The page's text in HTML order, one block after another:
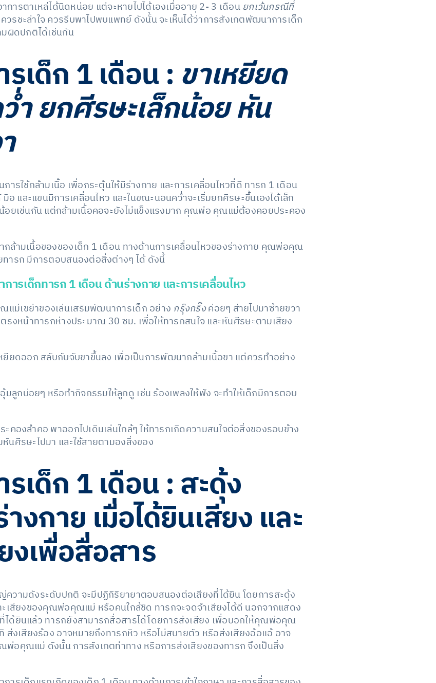
การตาเหล่ได้นิดหน่อย แต่จะหายไปได้เองเมื่ออายุ 2- 3 เดือน ยกเว้นกรณีที่
วรชะล่าใจ ควรรีบพาไปพบแพทย์ ดังนั้น จะเห็นได้ว่าการสังเกตพัฒนาการเด็ก
มผิดปกติได้เช่นกัน
เด็ก1 เดือน : ขาเหยียด
ำ ยกศีรษะเล็กน้อย หัน
รใช้กล้ามเนื้อ เพื่อกระตุ้นให้มีร่างกาย และการเคลื่อนไหวที่ดี ทารก 1 เดือน
อ และแขนมีการเคลื่อนไหว และในขณะนอนคว่ำจะเริ่มยกศีรษะขึ้นเองได้เล็ก
อยเช่นกัน แต่กล้ามเนื้อคอจะยังไม่แข็งแรงมาก คุณพ่อ คุณแม่ต้องคอยประคอง
ล้ามเนื้อของของเด็ก 1 เดือน ทางด้านการเคลื่อนไหวของร่างกาย คุณพ่อคุณ
ทารก มีการตอบสนองต่อสิ่งต่างๆ ได้ ดังนี้
ารเด็กทารก 1 เดือน ด้านร่างกาย และการเคลื่อนไหว
ม่เขย่าของเล่นเสริมพัฒนาการเด็ก อย่าง กรุ๊งกริ๊งค่อยๆ ส่ายไปมาซ้ายขวา
รงหน้าทารกห่างประมาณ 30 ซม. เพื่อให้ทารกสนใจ และหันศีรษะตามเสียง
ยียดออก สลับกับจับขาขึ้นลง เพื่อเป็นการพัฒนากล้ามเนื้อขา แต่ควรทำอย่าง
กบ่อยๆ หรือทำกิจกรรมให้ลูกดู เช่น ร้องเพลงให้ฟัง จะทำให้เด็กมีการตอบ
คองลำคอ พาออกไปเดินเล่นใกล้ๆ ให้ทารกเกิดความสนใจต่อสิ่งของรอบข้าง
นศีรษะไปมา และใช้สายตามองสิ่งของ
ด็ก 1 เดือน : สะดุ้ง
งกาย เมื่อได้ยินเสียง และ
งเพื่อสื่อสาร
ความดังระดับปกติ จะมีปฏิกิริยายาตอบสนองต่อเสียงที่ได้ยิน โดยการสะดุ้ง
ะเสียงของคุณพ่อคุณแม่ หรือคนใกล้ชิด ทารกจะจดจำเสียงได้ดี นอกจากแสดง
ได้ยินแล้ว ทารกยังสามารถสื่อสารได้โดยการส่งเสียง เพื่อบอกให้คุณพ่อคุณ
ส่งเสียงร้อง อาจหมายถึงทารกหิว หรือไม่สบายตัว หรือส่งเสียงอ้อแอ้ อาจ
พ่อคุณแม่ ดังนั้น การสังเกตท่าทาง หรือการส่งเสียงของทารก จึงเป็นสิ่ง